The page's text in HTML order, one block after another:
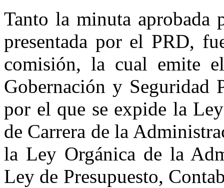
Tanto la minuta aprobada
presentada por el PRD,
comisión, la cual emite
Gobernación y Seguridad
por el que se expide la
de Carrera de la
la Ley Orgánica de la
Ley de Presupuesto,